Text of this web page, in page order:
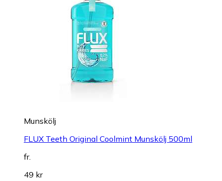
Munskölj
FLUX Teeth Original Coolmint Munskölj 500ml
fr.
49 kr